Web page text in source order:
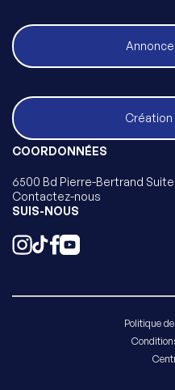
COORDONNÉES
6500 Bd Pierre-Bertrand
Contactez-nous
SUIS-NOUS
Politique